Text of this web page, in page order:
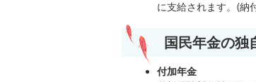
に支給されます。(納
国民年金の独
付加年金